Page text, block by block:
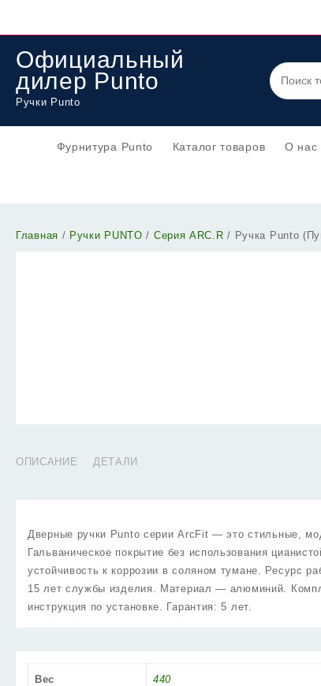
Официальный
дилер Punto
Ручки Punto
Фурнитура Punto Каталог товаров О нас
Главная / Ручки PUNTO / Серия ARC.R / Ручка Punto
ОПИСАНИЕ ДЕТАЛИ
Дверные ручки Punto серии ArcFit — это стильные,
Гальваническое покрытие без использования
устойчивость к коррозии в соляном тумане. Ресурс
15 лет службы изделия. Материал — алюминий.
инструкция по установке. Гарантия: 5 лет.
Вес 440